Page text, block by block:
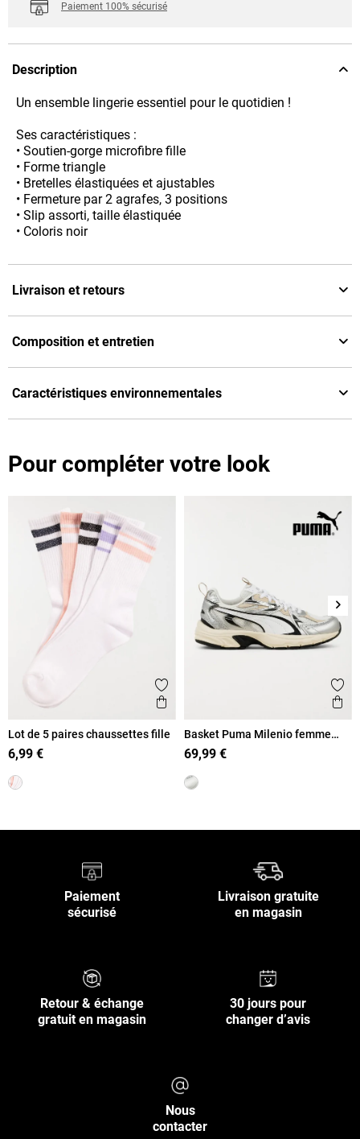
Paiement 100% sécurisé
Description
Un ensemble lingerie essentiel pour le quotidien !
Ses caractéristiques :
• Soutien-gorge microfibre fille
• Forme triangle
• Bretelles élastiquées et ajustables
• Fermeture par 2 agrafes, 3 positions
• Slip assorti, taille élastiquée
• Coloris noir
Livraison et retours
Composition et entretien
Caractéristiques environnementales
Pour compléter votre look
Ajouter aux favoris
Aperçu rapide
Lot de 5 paires chaussettes fille
6,99 €
Basket Puma Milenio femme
(37-40)
69,99 €
Paiement
sécurisé
Livraison gratuite
en magasin
Retour & échange
gratuit en magasin
30 jours pour
changer d’avis
Nous
contacter